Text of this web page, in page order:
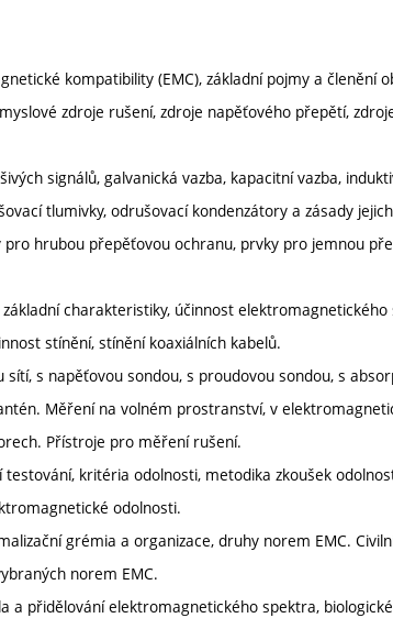
kompatibility (EMC), základní pojmy a členění
zdroje rušení, zdroje napěťového přepětí,
signálů, galvanická vazba, kapacitní vazba,
tlumivky, odrušovací kondenzátory a zásady
hrubou přepěťovou ochranu, prvky pro jemnou
charakteristiky, účinnost
stínění, stínění koaxiálních kabelů.
s napěťovou sondou, s proudovou sondou, s
Měření na volném prostranství, v
Přístroje pro měření rušení.
kritéria odolnosti, metodika zkoušek
odolnosti.
grémia a organizace, druhy norem EMC.
norem EMC.
a přidělování elektromagnetického spektra,